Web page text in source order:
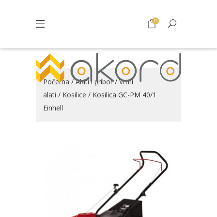
0
Početna /Alati i pribor/Vrtni
alati / Kosilice / Kosilica GC-PM 40/1
Einhell